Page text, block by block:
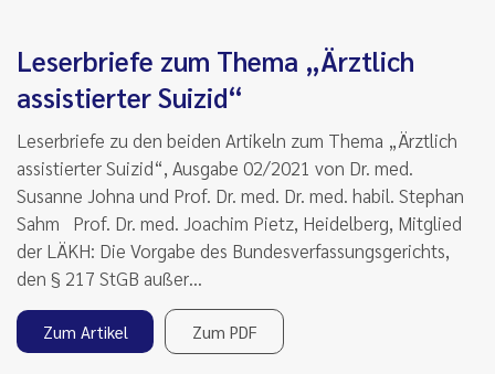
Leserbriefe zum Thema „Ärztlich
assistierter Suizid“
Leserbriefe zu den beiden Artikeln zum Thema „Ärztlich
assistierter Suizid“, Ausgabe 02/2021 von Dr. med.
Susanne Johna und Prof. Dr. med. Dr. med. habil. Stephan
Sahm Prof. Dr. med. Joachim Pietz, Heidelberg, Mitglied
der LÄKH: Die Vorgabe des Bundesverfassungsgerichts,
den § 217 StGB außer…
Zum Artikel Zum PDF